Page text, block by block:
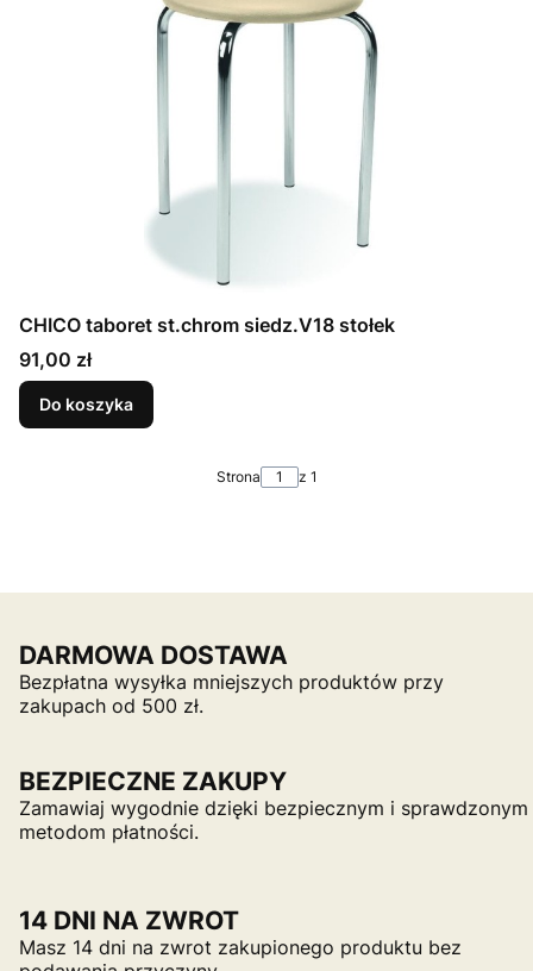
CHICO taboret st.chrom siedz.V18 stołek
Cena
91,00 zł
Do koszyka
Strona z 1
DARMOWA DOSTAWA
Bezpłatna wysyłka mniejszych produktów przy
zakupach od 500 zł.
BEZPIECZNE ZAKUPY
Zamawiaj wygodnie dzięki bezpiecznym i sprawdzonym
metodom płatności.
14 DNI NA ZWROT
Masz 14 dni na zwrot zakupionego produktu bez